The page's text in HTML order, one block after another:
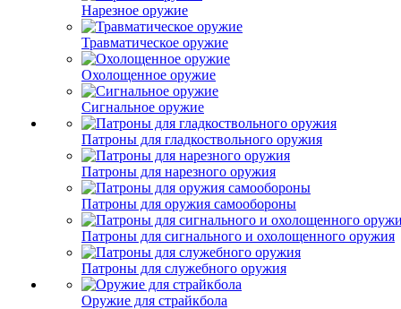
Нарезное оружие
Травматическое оружие
Охолощенное оружие
Сигнальное оружие
Патроны для гладкоствольного оружия
Патроны для нарезного оружия
Патроны для оружия самообороны
Патроны для сигнального и охолощенного оружия
Патроны для служебного оружия
Оружие для страйкбола